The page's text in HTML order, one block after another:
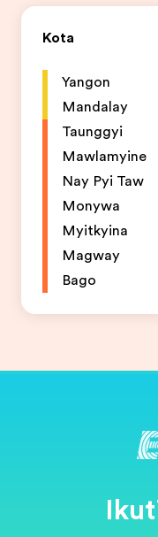
Kota
Yangon
Mandalay
Taunggyi
Mawlamyine
Nay Pyi Taw
Monywa
Myitkyina
Magway
Bago